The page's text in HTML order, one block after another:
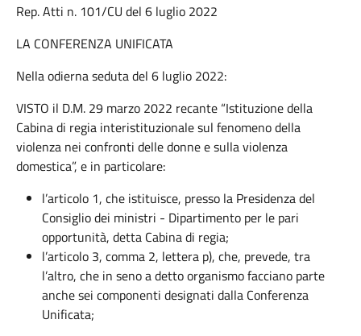
Rep. Atti n. 101/CU del 6 luglio 2022
LA CONFERENZA UNIFICATA
Nella odierna seduta del 6 luglio 2022:
VISTO il D.M. 29 marzo 2022 recante “Istituzione della
Cabina di regia interistituzionale sul fenomeno della
violenza nei confronti delle donne e sulla violenza
domestica”, e in particolare:
l’articolo 1, che istituisce, presso la Presidenza del
Consiglio dei ministri - Dipartimento per le pari
opportunità, detta Cabina di regia;
l’articolo 3, comma 2, lettera p), che, prevede, tra
l’altro, che in seno a detto organismo facciano parte
anche sei componenti designati dalla Conferenza
Unificata;